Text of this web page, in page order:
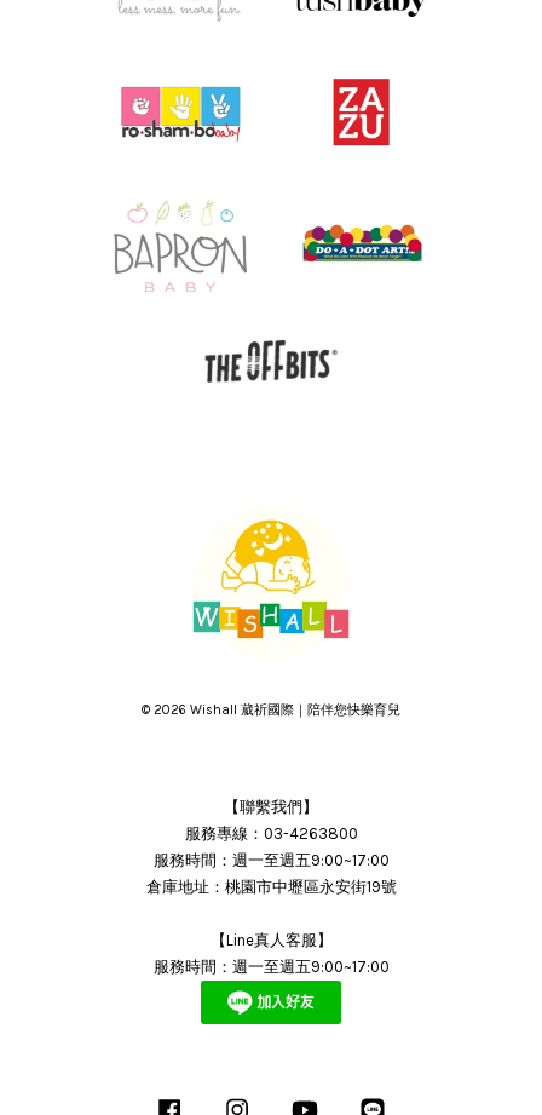
© 2026 Wishall 葳祈國際｜陪伴您快樂育兒
【聯繫我們】
服務專線：03-4263800
服務時間：週一至週五9:00~17:00
倉庫地址：桃園市中壢區永安街19號
【Line真人客服】
服務時間：週一至週五9:00~17:00
Facebook Instagram YouTube